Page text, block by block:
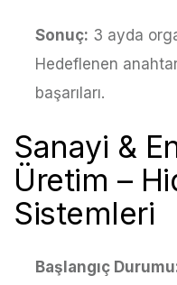
Sonuç: 3 ayda
Hedeflenen
başarıları.
Sanayi &
Üretim –
Sistemleri
Başlangıç